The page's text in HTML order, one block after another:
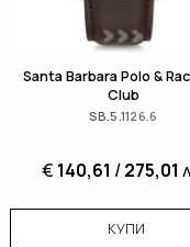
Santa Barbara Polo &
Club
SB.5.1126.6
€ 140,61 /275,01
КУПИ